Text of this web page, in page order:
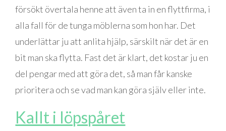
försökt övertala henne att även ta in en flyttfirma, i
alla fall för de tunga möblerna som hon har. Det
underlättar ju att anlita hjälp, särskilt när det är en
bit man ska flytta. Fast det är klart, det kostar ju en
del pengar med att göra det, så man får kanske
prioritera och se vad man kan göra själv eller inte.
Kallt i löpspåret